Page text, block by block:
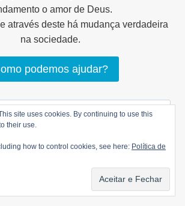
o amor de Deus.
através deste há mudança verdadeira
na sociedade.
podemos ajudar?
Comunhão Cristã |
site uses cookies. By continuing to use this
their use.
how to control cookies, see here: Política de